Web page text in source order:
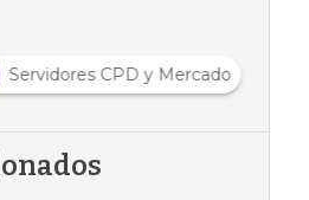
Servidores CPD y Mercado